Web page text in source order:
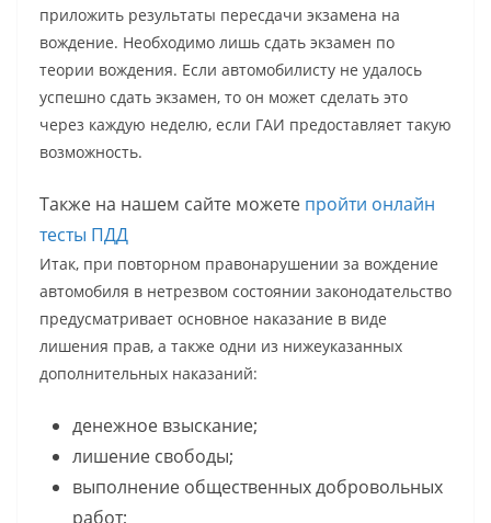
приложить результаты пересдачи экзамена на
вождение. Необходимо лишь сдать экзамен по
теории вождения. Если автомобилисту не удалось
успешно сдать экзамен, то он может сделать это
через каждую неделю, если ГАИ предоставляет такую
возможность.
Также на нашем сайте можете пройти онлайн
тесты ПДД
Итак, при повторном правонарушении за вождение
автомобиля в нетрезвом состоянии законодательство
предусматривает основное наказание в виде
лишения прав, а также одни из нижеуказанных
дополнительных наказаний:
денежное взыскание;
лишение свободы;
выполнение общественных добровольных
работ;